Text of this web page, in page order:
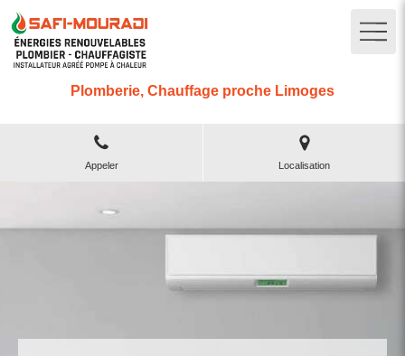
Plomberie, Chauffage proche Limoges
Appeler Localisation